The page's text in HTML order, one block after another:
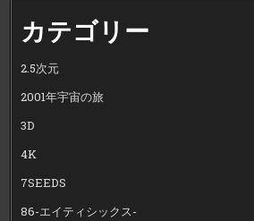
カテゴリー
2.5次元
2001年宇宙の旅
3D
4K
7SEEDS
86-エイティシックス-